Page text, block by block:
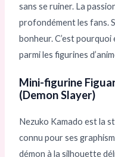
sans se ruiner. La
profondément les fans.
bonheur. C’est
parmi les figurines
Mini-figurine
(Demon Slayer)
Nezuko Kamado est la
connu pour ses
démon à la silhouette